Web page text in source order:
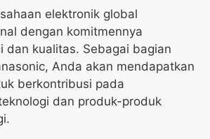
elektronik global
dengan komitmennya
dan kualitas. Sebagai bagian
Anda akan mendapatkan
berkontribusi pada
dan produk-produk